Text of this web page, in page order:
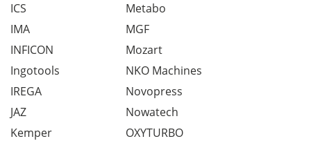
ICS
IMA
INFICON
Ingotools
IREGA
JAZ
Kemper
Metabo
MGF
Mozart
NKO Machines
Novopress
Nowatech
OXYTURBO